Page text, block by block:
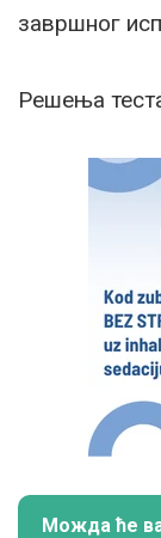
завршног
Решења
Можда ће